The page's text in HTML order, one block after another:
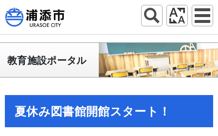
教育施設ポータル
夏休み図書館開館スタート！